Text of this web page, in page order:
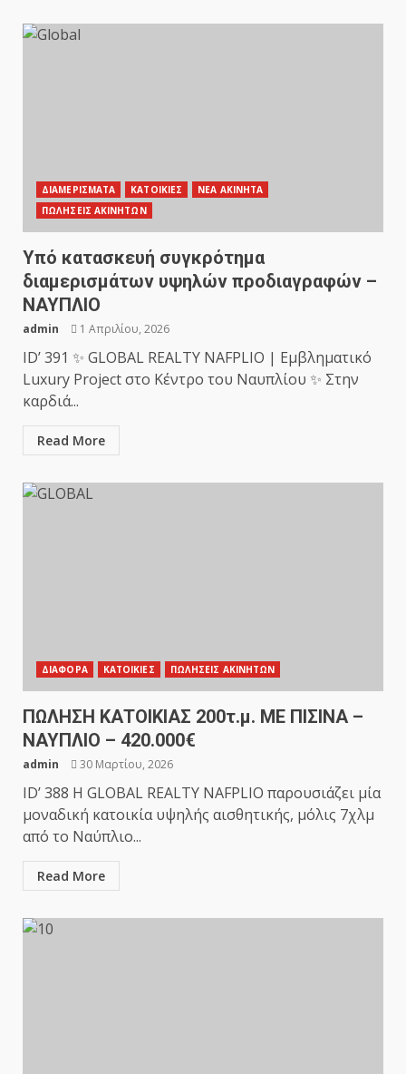
ΔΙΑΜΕΡΙΣΜΑΤΑ ΚΑΤΟΙΚΙΕΣ
ΝΕΑ ΑΚΙΝΗΤΑ
ΠΩΛΗΣΕΙΣ ΑΚΙΝΗΤΩΝ
Υπό κατασκευή συγκρότημα
διαμερισμάτων υψηλών προδιαγραφών –
ΝΑΥΠΛΙΟ
admin 1 Απριλίου, 2026
ID’ 391 ✨ GLOBAL REALTY NAFPLIO | Εμβληματικό
Luxury Project στο Κέντρο του Ναυπλίου ✨ Στην
καρδιά...
Read More
ΔΙΑΦΟΡΑ ΚΑΤΟΙΚΙΕΣ ΠΩΛΗΣΕΙΣ ΑΚΙΝΗΤΩΝ
ΠΩΛΗΣΗ ΚΑΤΟΙΚΙΑΣ 200τ.μ. ΜΕ ΠΙΣΙΝΑ –
ΝΑΥΠΛΙΟ – 420.000€
admin 30 Μαρτίου, 2026
ID’ 388 Η GLOBAL REALTY NAFPLIO παρουσιάζει μία
μοναδική κατοικία υψηλής αισθητικής, μόλις 7χλμ
από το Ναύπλιο...
Read More